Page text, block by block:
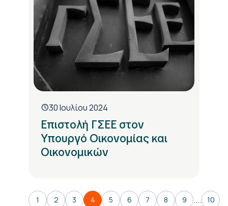
30 Ιουλίου 2024
Επιστολή ΓΣΕΕ στον
Υπουργό Οικονομίας και
Οικονομικών
1 2 3 4 5 6 7 8 9 .... 10